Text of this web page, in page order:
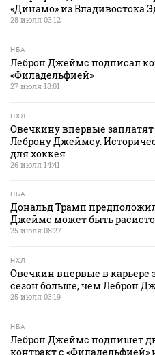
«Динамо» из Владивостока
28 июля 03:12
НБА
Леброн Джеймс подписал
«Филадельфией»
27 июля 18:01
НХЛ
Овечкину впервые
Леброну Джеймсу.
для хоккея
26 июля 14:41
НБА
Дональд Трамп
Джеймс может быть
25 июля 08:27
НХЛ
Овечкин впервые в карьере
сезон больше, чем Леброн
25 июля 03:19
НБА
Леброн Джеймс подпишет
контракт с